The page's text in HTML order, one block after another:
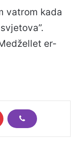
vatrom kada
er-